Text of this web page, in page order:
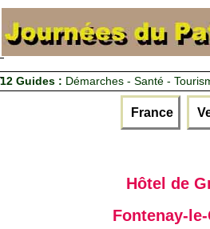
12 Guides : Démarches - Santé -
France
Hôtel de
Fontenay-